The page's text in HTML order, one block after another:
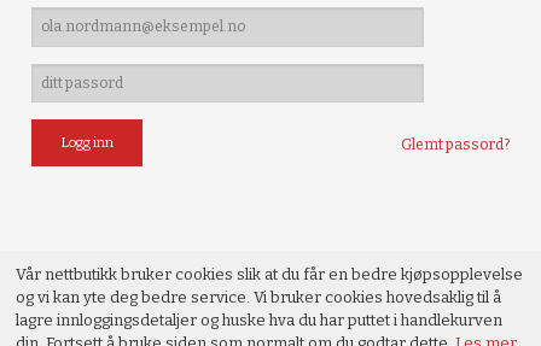
Glemt passord?
Vår nettbutikk bruker cookies slik at du får en bedre kjøpsopplevelse
og vi kan yte deg bedre service. Vi bruker cookies hovedsaklig til å
lagre innloggingsdetaljer og huske hva du har puttet i handlekurven